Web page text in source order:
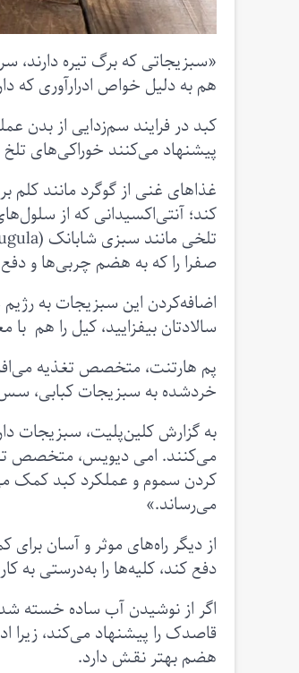
«سبزیجاتی که برگ تیره دارند،
هم به دلیل خواص ادرارآوری که
کبد در فرایند سم‌زدایی از بدن
پیشنهاد می‌کنند خوراکی‌های
کند؛ آنتی‌اکسیدانی که از
صفرا را که به هضم چربی‌ها و
اضافه‌کردن این سبزیجات به
سالادتان بیفزایید، کیل را هم
پم هارتنت، متخصص تغذیه
خرد‌شده به سبزیجات کبابی،
می‌کنند. امی دیویس، متخصص
کردن سموم و عملکرد کبد کمک
می‌رساند.»
از دیگر راه‌های موثر و آسان
دفع کند، کلیه‌ها را به‌درستی
اگر از نوشیدن آب ساده خسته‌
قاصدک را پیشنهاد می‌کند، زیرا
هضم بهتر نقش دارد.